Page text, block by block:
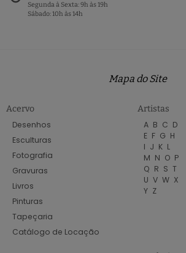
Segunda à Sexta: 9h às 19h
Sábado: 10h às 14h
Mapa do Site
Acervo
Desenhos
Esculturas
Fotografia
Gravuras
Livros
Pinturas
Tapeçaria
Catálogo de Locação
Artistas
A B C D
E F G H
I J K L
M N O P
Q R S T
U V W X
Y Z